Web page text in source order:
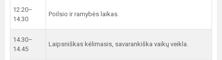
12.20–
14.30
Poilsio ir ramybės laikas.
14.30–
14.45
Laipsniškas kėlimasis, savarankiška vaikų veikla.